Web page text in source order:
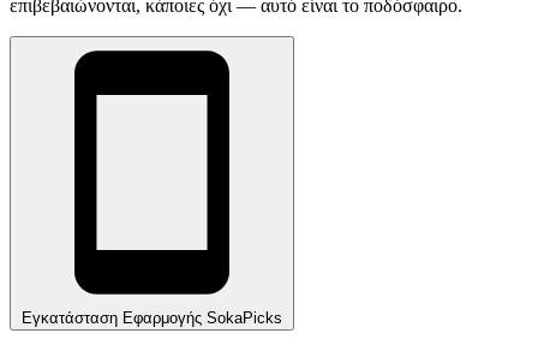
επιβεβαιώνονται, κάποιες όχι — αυτό είναι το ποδόσφαιρο.
Εγκατάσταση Εφαρμογής SokaPicks